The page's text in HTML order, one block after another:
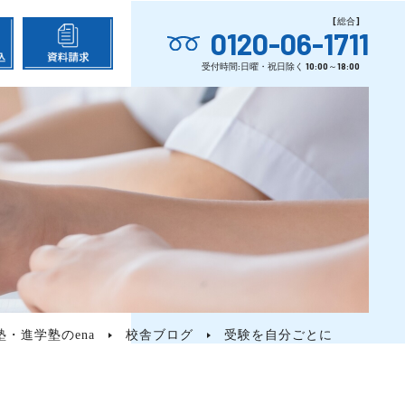
0120-06-1711
・進学塾のena 校舎ブログ 受験を自分ごとに